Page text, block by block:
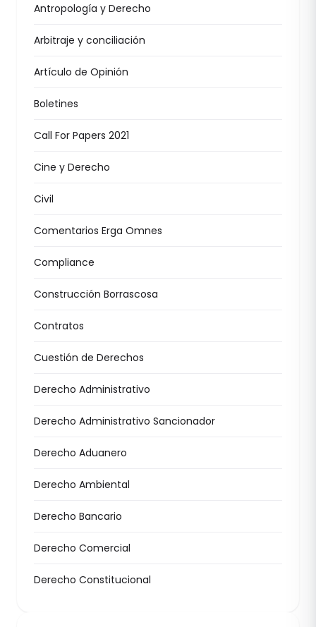
Antropología y Derecho
Arbitraje y conciliación
Artículo de Opinión
Boletines
Call For Papers 2021
Cine y Derecho
Civil
Comentarios Erga Omnes
Compliance
Construcción Borrascosa
Contratos
Cuestión de Derechos
Derecho Administrativo
Derecho Administrativo Sancionador
Derecho Aduanero
Derecho Ambiental
Derecho Bancario
Derecho Comercial
Derecho Constitucional